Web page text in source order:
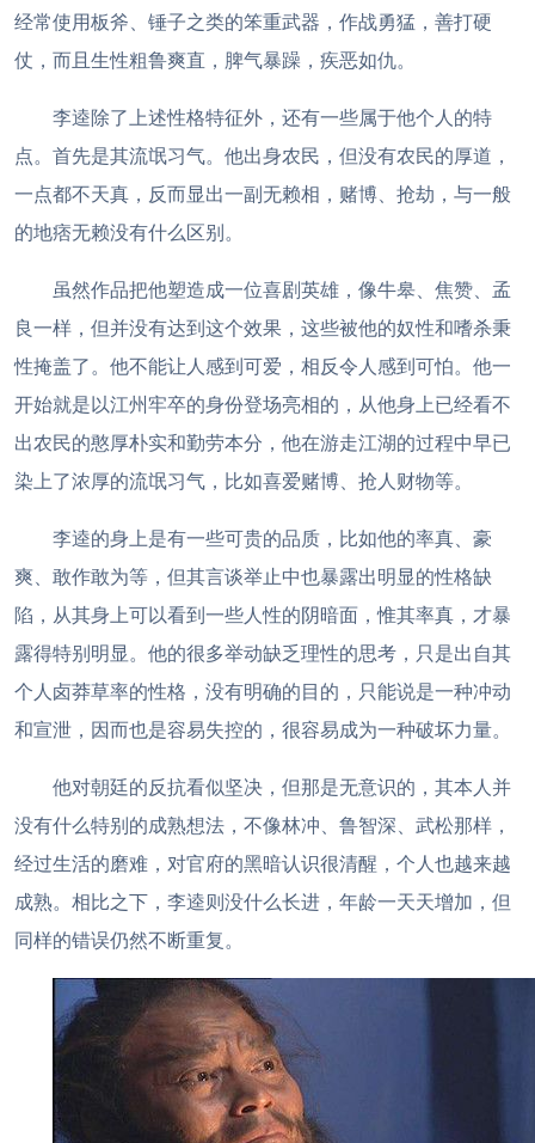
经常使用板斧、锤子之类的笨重武器，作战勇猛，善打硬
仗，而且生性粗鲁爽直，脾气暴躁，疾恶如仇。
李逵除了上述性格特征外，还有一些属于他个人的特
点。首先是其流氓习气。他出身农民，但没有农民的厚道，
一点都不天真，反而显出一副无赖相，赌博、抢劫，与一般
的地痞无赖没有什么区别。
虽然作品把他塑造成一位喜剧英雄，像牛皋、焦赞、孟
良一样，但并没有达到这个效果，这些被他的奴性和嗜杀秉
性掩盖了。他不能让人感到可爱，相反令人感到可怕。他一
开始就是以江州牢卒的身份登场亮相的，从他身上已经看不
出农民的憨厚朴实和勤劳本分，他在游走江湖的过程中早已
染上了浓厚的流氓习气，比如喜爱赌博、抢人财物等。
李逵的身上是有一些可贵的品质，比如他的率真、豪
爽、敢作敢为等，但其言谈举止中也暴露出明显的性格缺
陷，从其身上可以看到一些人性的阴暗面，惟其率真，才暴
露得特别明显。他的很多举动缺乏理性的思考，只是出自其
个人卤莽草率的性格，没有明确的目的，只能说是一种冲动
和宣泄，因而也是容易失控的，很容易成为一种破坏力量。
他对朝廷的反抗看似坚决，但那是无意识的，其本人并
没有什么特别的成熟想法，不像林冲、鲁智深、武松那样，
经过生活的磨难，对官府的黑暗认识很清醒，个人也越来越
成熟。相比之下，李逵则没什么长进，年龄一天天增加，但
同样的错误仍然不断重复。